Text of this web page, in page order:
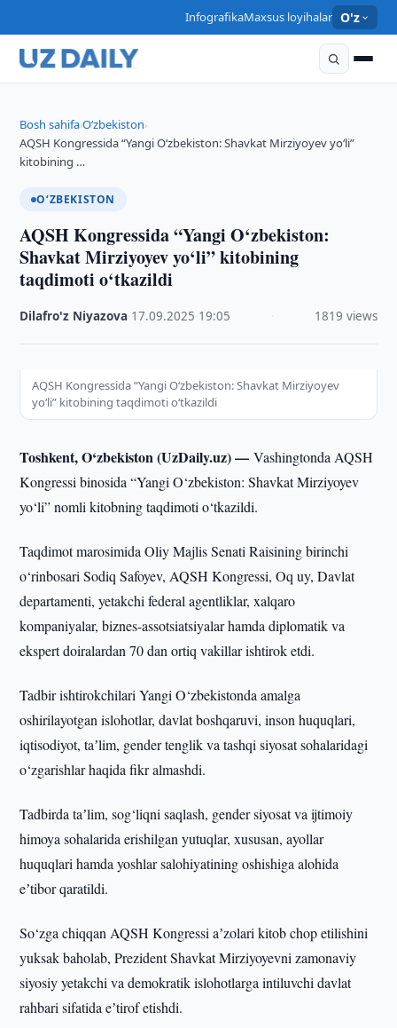
InfografikaMaxsus loyihalar O'z
Bosh sahifa›O‘zbekiston›
AQSH Kongressida “Yangi O‘zbekiston: Shavkat Mirziyoyev yo‘li”
kitobining …
O‘ZBEKISTON
AQSH Kongressida “Yangi O‘zbekiston:
Shavkat Mirziyoyev yo‘li” kitobining
taqdimoti o‘tkazildi
Dilafro'z Niyazova 17.09.2025 19:05 1819 views
AQSH Kongressida “Yangi O‘zbekiston: Shavkat Mirziyoyev
yo‘li” kitobining taqdimoti o‘tkazildi
Toshkent, O‘zbekiston (UzDaily.uz) —Vashingtonda AQSH
Kongressi binosida “Yangi O‘zbekiston: Shavkat Mirziyoyev
yo‘li” nomli kitobning taqdimoti o‘tkazildi.
Taqdimot marosimida Oliy Majlis Senati Raisining birinchi
o‘rinbosari Sodiq Safoyev, AQSH Kongressi, Oq uy, Davlat
departamenti, yetakchi federal agentliklar, xalqaro
kompaniyalar, biznes-assotsiatsiyalar hamda diplomatik va
ekspert doiralardan 70 dan ortiq vakillar ishtirok etdi.
Tadbir ishtirokchilari Yangi O‘zbekistonda amalga
oshirilayotgan islohotlar, davlat boshqaruvi, inson huquqlari,
iqtisodiyot, taʼlim, gender tenglik va tashqi siyosat sohalaridagi
o‘zgarishlar haqida fikr almashdi.
Tadbirda taʼlim, sog‘liqni saqlash, gender siyosat va ijtimoiy
himoya sohalarida erishilgan yutuqlar, xususan, ayollar
huquqlari hamda yoshlar salohiyatining oshishiga alohida
eʼtibor qaratildi.
So‘zga chiqqan AQSH Kongressi aʼzolari kitob chop etilishini
yuksak baholab, Prezident Shavkat Mirziyoyevni zamonaviy
siyosiy yetakchi va demokratik islohotlarga intiluvchi davlat
rahbari sifatida eʼtirof etishdi.